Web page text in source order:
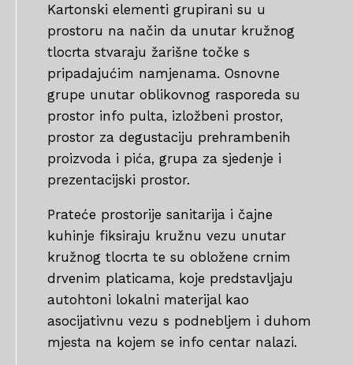
Kartonski elementi grupirani su u
prostoru na način da unutar kružnog
tlocrta stvaraju žarišne točke s
pripadajućim namjenama. Osnovne
grupe unutar oblikovnog rasporeda su
prostor info pulta, izložbeni prostor,
prostor za degustaciju prehrambenih
proizvoda i pića, grupa za sjedenje i
prezentacijski prostor.
Prateće prostorije sanitarija i čajne
kuhinje fiksiraju kružnu vezu unutar
kružnog tlocrta te su obložene crnim
drvenim platicama, koje predstavljaju
autohtoni lokalni materijal kao
asocijativnu vezu s podnebljem i duhom
mjesta na kojem se info centar nalazi.